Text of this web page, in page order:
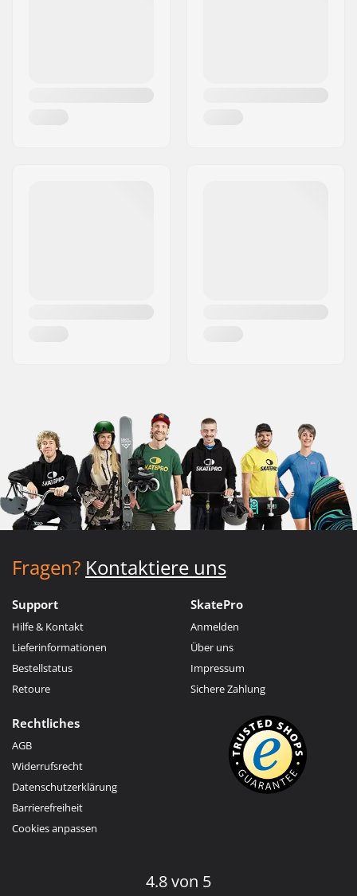
Fragen? Kontaktiere uns
Support
Hilfe & Kontakt
Lieferinformationen
Bestellstatus
Retoure
SkatePro
Anmelden
Über uns
Impressum
Sichere Zahlung
Rechtliches
AGB
Widerrufsrecht
Datenschutzerklärung
Barrierefreiheit
Cookies anpassen
4.8 von 5